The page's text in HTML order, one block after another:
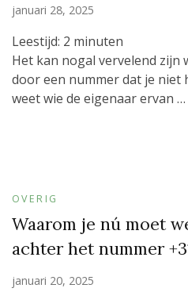
januari 28, 2025
Leestijd: 2 minuten
Het kan nogal vervelend zijn
door een nummer dat je niet
weet wie de eigenaar ervan …
OVERIG
Waarom je nú moet
achter het nummer
januari 20, 2025